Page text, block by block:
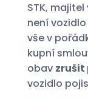
STK,
není
vše v
kupní
obav zrušit
vozidlo